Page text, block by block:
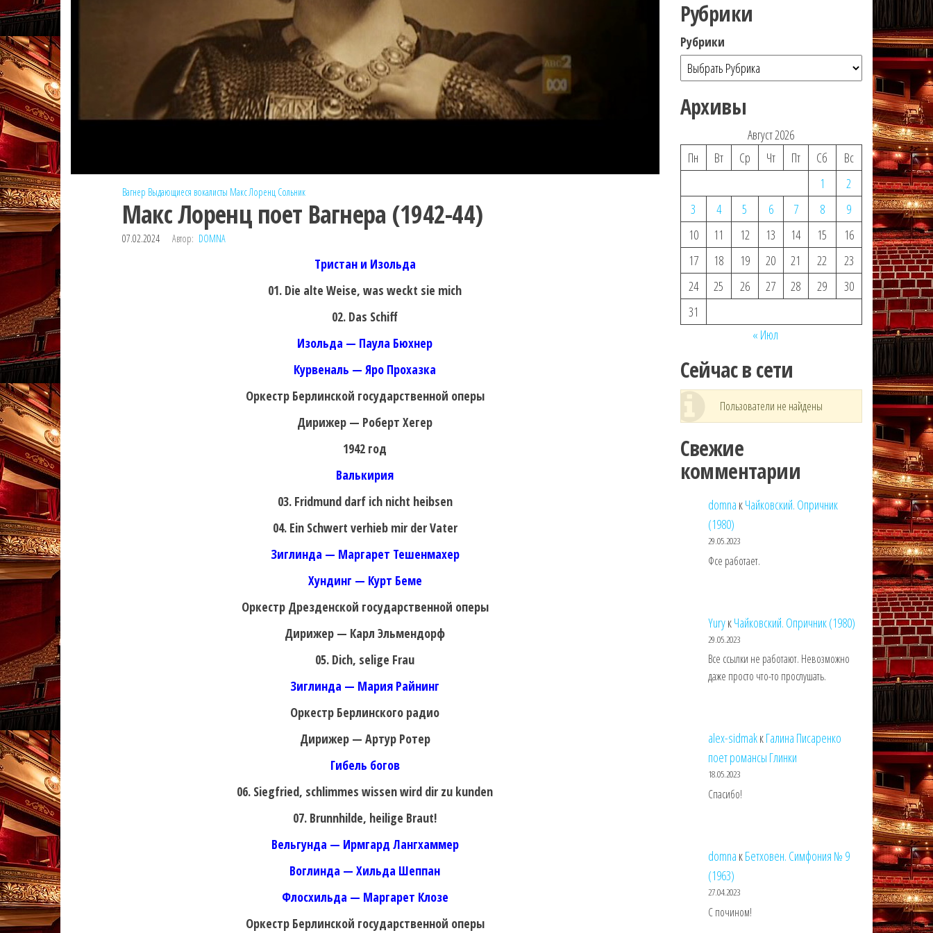
Вагнер Выдающиеся вокалисты Макс Лоренц Сольник
Макс Лоренц поет Вагнера (1942-44)
07.02.2024 Автор: DOMNA
Тристан и Изольда
01. Die alte Weise, was weckt sie mich
02. Das Schiff
Изольда — Паула Бюхнер
Курвеналь — Яро Прохазка
Оркестр Берлинской государственной оперы
Дирижер — Роберт Хегер
1942 год
Валькирия
03. Fridmund darf ich nicht heibsen
04. Ein Schwert verhieb mir der Vater
Зиглинда — Маргарет Тешенмахер
Хундинг — Курт Беме
Оркестр Дрезденской государственной оперы
Дирижер — Карл Эльмендорф
05. Dich, selige Frau
Зиглинда — Мария Райнинг
Оркестр Берлинского радио
Дирижер — Артур Ротер
Гибель богов
06. Siegfried, schlimmes wissen wird dir zu kunden
07. Brunnhilde, heilige Braut!
Вельгунда — Ирмгард Лангхаммер
Воглинда — Хильда Шеппан
Флосхильда — Маргарет Клозе
Оркестр Берлинской государственной оперы
Рубрики
Рубрики
Архивы
Август 2026
Пн
Вт Ср Чт Пт Сб
Вс
1
2
3
4 5 6 7 8
9
10
11 12 13 14 15
16
17
18 19 20 21 22
23
24
25 26 27 28 29
30
31
« Июл
Сейчас в сети
Пользователи не найдены
Свежие
комментарии
domna кЧайковский. Опричник
(1980)
29.05.2023
Фсе работает.
YuryкЧайковский. Опричник (1980)
29.05.2023
Все ссылки не работают. Невозможно
даже просто что-то прослушать.
alex-sidmakкГалина Писаренко
поет романсы Глинки
18.05.2023
Спасибо!
domna кБетховен. Симфония № 9
(1963)
27.04.2023
С почином!